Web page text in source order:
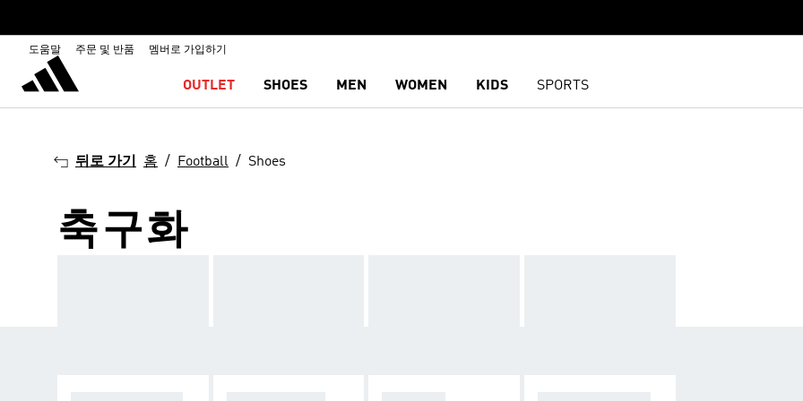
도움말 주문 및 반품 멤버로 가입하기
OUTLET SHOES MEN WOMEN KIDS SPORTS
뒤로 가기 홈 Football Shoes
축구화